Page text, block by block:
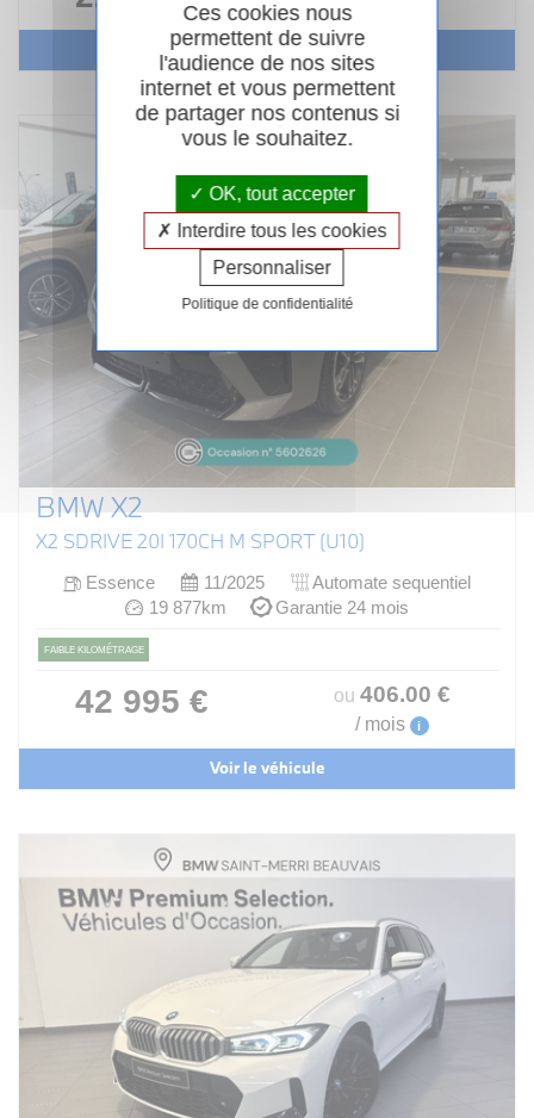
Voir le véhicule
BMW X2
X2 SDRIVE 20I 170CH M SPORT (U10)
Essence 11/2025
Automate sequentiel
19 877km
Garantie 24 mois
FAIBLE KILOMÉTRAGE
42 995 € ou 406.00 €
/ mois i
Voir le véhicule
Ces cookies nous
permettent de suivre
l'audience de nos sites
internet et vous permettent
de partager nos contenus si
vous le souhaitez.
OK, tout accepter
Interdire tous les cookies
Personnaliser
Politique de confidentialité